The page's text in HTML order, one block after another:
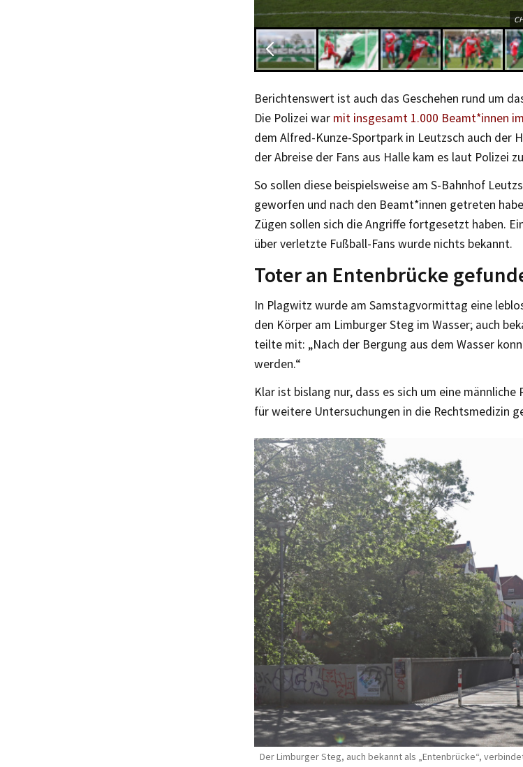
Berichtenswert ist auch das Geschehen rund um
Die Polizei war mit insgesamt 1.000 Beamt*innen
dem Alfred-Kunze-Sportpark in Leutzsch auch der
der Abreise der Fans aus Halle kam es laut Polizei
So sollen diese beispielsweise am S-Bahnhof
geworfen und nach den Beamt*innen getreten
Zügen sollen sich die Angriffe fortgesetzt haben.
über verletzte Fußball-Fans wurde nichts bekannt.
Toter an Entenbrücke
In Plagwitz wurde am Samstagvormittag eine
den Körper am Limburger Steg im Wasser; auch
teilte mit: „Nach der Bergung aus dem Wasser
werden.“
Klar ist bislang nur, dass es sich um eine
für weitere Untersuchungen in die Rechtsmedizin
Der Limburger Steg, auch bekannt als „Entenbrücke“,